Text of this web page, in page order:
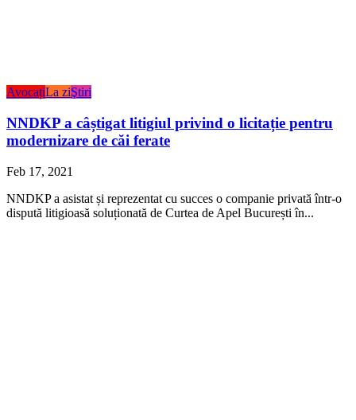
AvocațiLa ziŞtiri
NNDKP a câștigat litigiul privind o licitație pentru
modernizare de căi ferate
Feb 17, 2021
NNDKP a asistat și reprezentat cu succes o companie privată într-o
dispută litigioasă soluționată de Curtea de Apel București în...